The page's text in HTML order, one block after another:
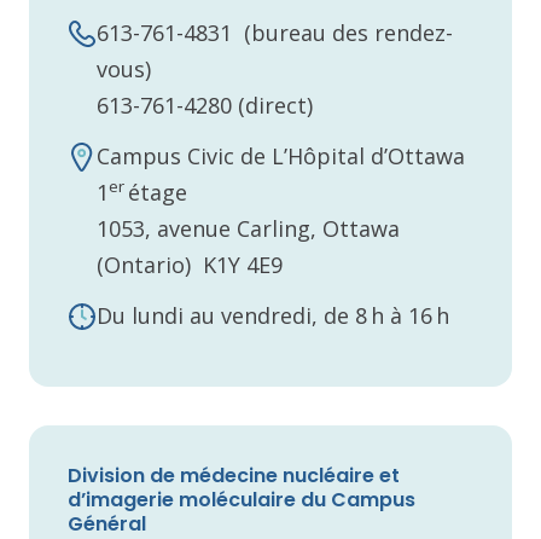
613-761-4831 (bureau des rendez-
vous)
613-761-4280 (direct)
Campus Civic de L’Hôpital d’Ottawa
1 er étage
1053, avenue Carling, Ottawa
(Ontario) K1Y 4E9
Du lundi au vendredi, de 8 h à 16 h
Division de médecine nucléaire et
d’imagerie moléculaire du Campus
Général